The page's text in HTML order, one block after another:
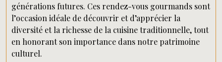
générations futures. Ces rendez-vous gourmands sont
l’occasion idéale de découvrir et d’apprécier la
diversité et la richesse de la cuisine traditionnelle, tout
en honorant son importance dans notre patrimoine
culturel.